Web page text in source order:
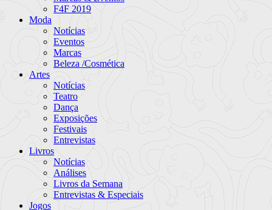
F4F 2019
Moda
Notícias
Eventos
Marcas
Beleza /Cosmética
Artes
Notícias
Teatro
Dança
Exposições
Festivais
Entrevistas
Livros
Notícias
Análises
Livros da Semana
Entrevistas & Especiais
Jogos